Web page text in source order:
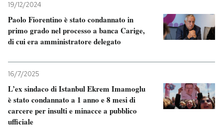
19/12/2024
Paolo Fiorentino è stato condannato in
primo grado nel processo a banca Carige,
di cui era amministratore delegato
16/7/2025
L’ex sindaco di Istanbul Ekrem Imamoglu
è stato condannato a 1 anno e 8 mesi di
carcere per insulti e minacce a pubblico
ufficiale